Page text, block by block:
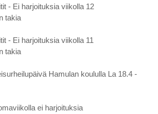
- Ei harjoituksia viikolla 12
takia
- Ei harjoituksia viikolla 11
takia
Hamulan koululla La 18.4 -
ei harjoituksia